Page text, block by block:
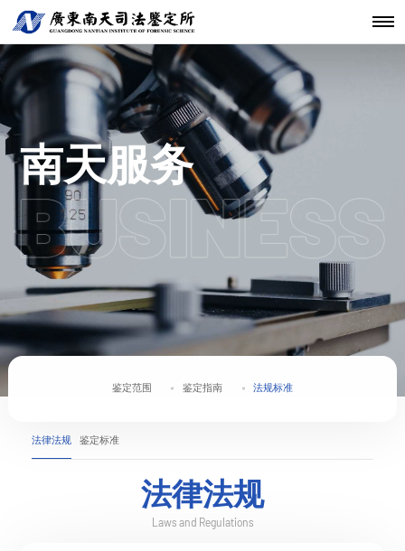
关于南天
发展历程
核心团队
机构文化
仪器设备
科技研发
分支机构
鉴定服务
鉴定指南
法规标准
经典案例
法医类鉴定
物证类鉴定
声像资料类
鉴定
文件形成时
间鉴定
新闻资讯
通知公告
行业动态
工程中心
开放课题
联系我们
南天服务
鉴定范围 鉴定指南 法规标准
法律法规 鉴定标准
法律法规
Laws and Regulations